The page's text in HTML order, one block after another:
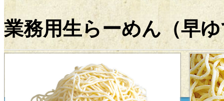
業務用生らーめん（早